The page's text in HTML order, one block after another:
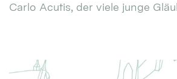
Carlo Acutis, der viele junge